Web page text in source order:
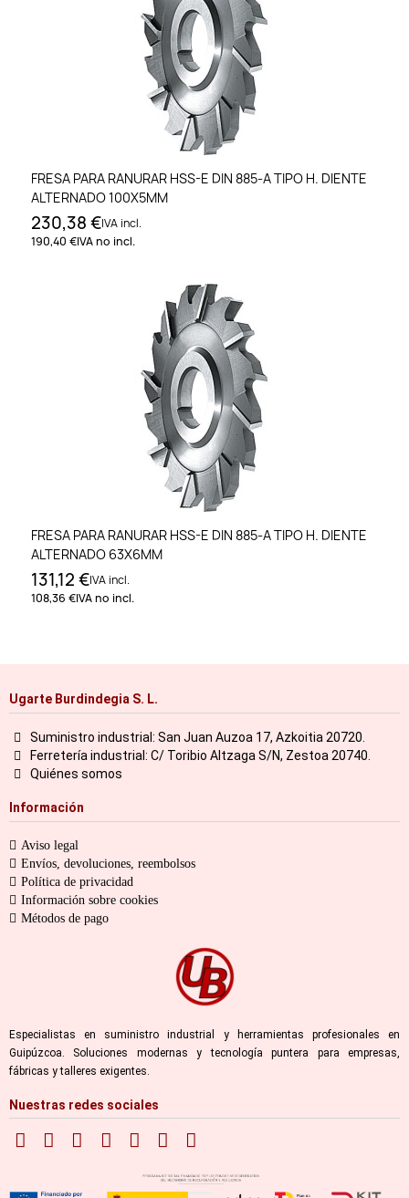
FRESA PARA RANURAR HSS-E DIN 885-A TIPO H. DIENTE
ALTERNADO 100X5MM
230,38 €IVA incl.
190,40 €IVA no incl.
FRESA PARA RANURAR HSS-E DIN 885-A TIPO H. DIENTE
ALTERNADO 63X6MM
131,12 €IVA incl.
108,36 €IVA no incl.
Ugarte Burdindegia S. L.
Suministro industrial: San Juan Auzoa 17, Azkoitia 20720.
Ferretería industrial: C/ Toribio Altzaga S/N, Zestoa 20740.
Quiénes somos
Información
Aviso legal
Envíos, devoluciones, reembolsos
Política de privacidad
Información sobre cookies
Métodos de pago
Especialistas en suministro industrial y herramientas profesionales en
Guipúzcoa. Soluciones modernas y tecnología puntera para empresas,
fábricas y talleres exigentes.
Nuestras redes sociales